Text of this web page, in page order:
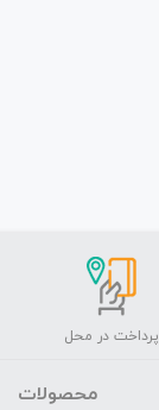
پرداخت در محل
محصولات